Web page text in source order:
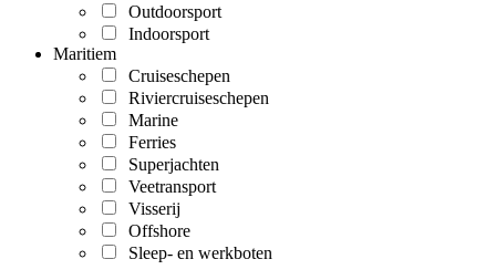
Outdoorsport
Indoorsport
Maritiem
Cruiseschepen
Riviercruiseschepen
Marine
Ferries
Superjachten
Veetransport
Visserij
Offshore
Sleep- en werkboten